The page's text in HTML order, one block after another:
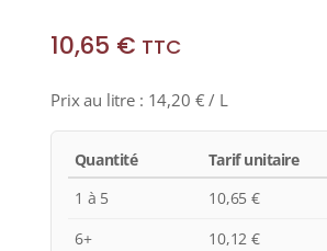
10,65 € TTC
Prix au litre : 14,20 € / L
Quantité
Tarif unitaire
1 à 5
10,65€
6+
10,12€